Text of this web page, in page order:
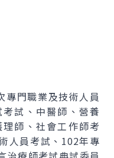
門職業及技術人員
試、中醫師、營養
師、社會工作師考
人員考試、102年專